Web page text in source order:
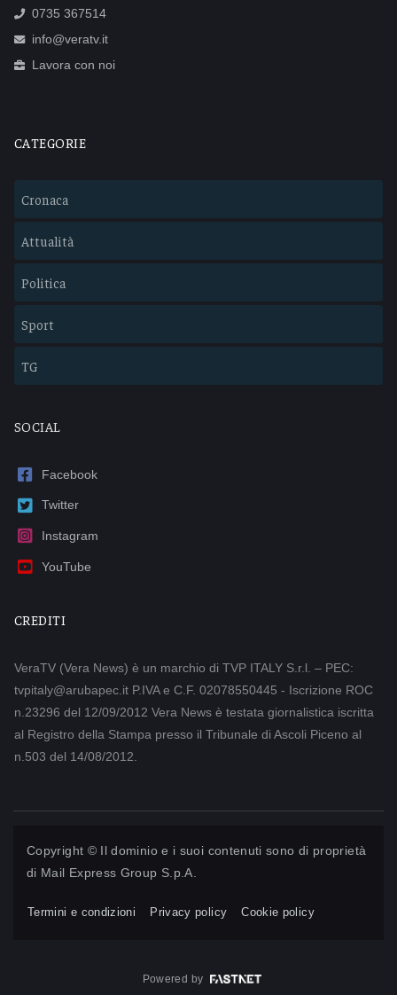
0735 367514
info@veratv.it
Lavora con noi
CATEGORIE
Cronaca
Attualità
Politica
Sport
TG
SOCIAL
Facebook
Twitter
Instagram
YouTube
CREDITI
VeraTV (Vera News) è un marchio di TVP ITALY S.r.l. – PEC:
tvpitaly@arubapec.it P.IVA e C.F. 02078550445 - Iscrizione ROC
n.23296 del 12/09/2012 Vera News è testata giornalistica iscritta
al Registro della Stampa presso il Tribunale di Ascoli Piceno al
n.503 del 14/08/2012.
Copyright © Il dominio e i suoi contenuti sono di proprietà
di Mail Express Group S.p.A.
Termini e condizioni Privacy policy Cookie policy
Powered by